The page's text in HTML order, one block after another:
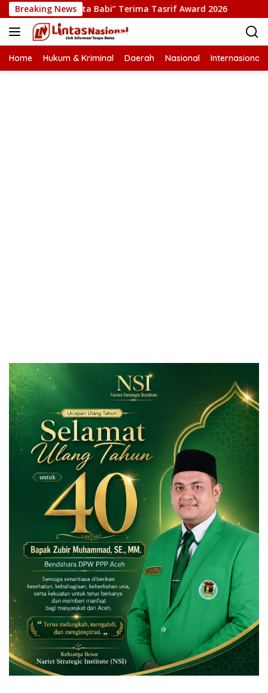
Langsung
ke
konten
Breaking News
“Pesta Babi” Terima Tasrif Award 2026
Home Hukum & Kriminal Daerah Nasional Internasional